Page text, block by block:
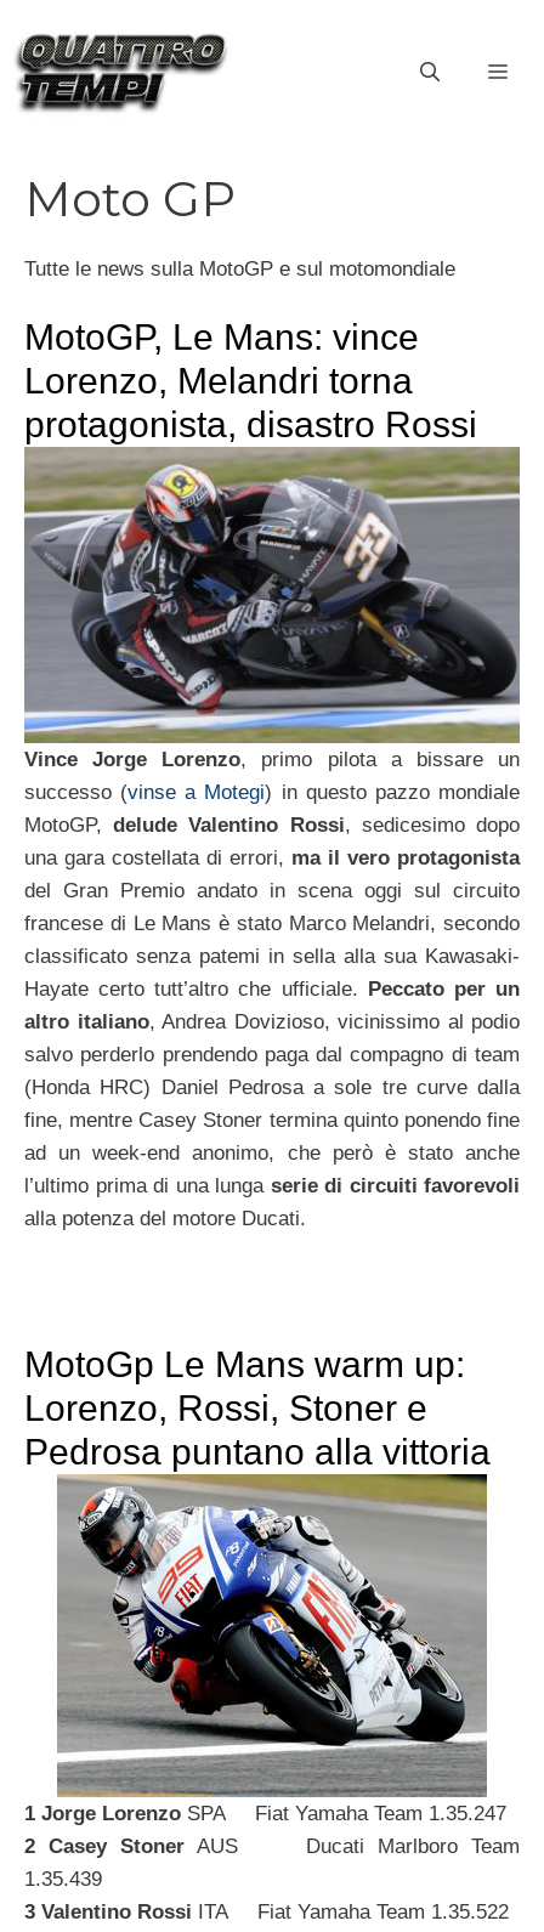
contenuto
Moto GP
Tutte le news sulla MotoGP e sul motomondiale
MotoGP, Le Mans: vince
Lorenzo, Melandri torna
protagonista, disastro Rossi
Vince Jorge Lorenzo, primo pilota a bissare un
successo (vinse a Motegi) in questo pazzo mondiale
MotoGP,delude Valentino Rossi, sedicesimo dopo
una gara costellata di errori, ma il vero protagonista
del Gran Premio andato in scena oggi sul circuito
francese di Le Mans è stato Marco Melandri, secondo
classificato senza patemi in sella alla sua Kawasaki-
Hayate certo tutt’altro che ufficiale.
Peccato per un
altro italiano, Andrea Dovizioso, vicinissimo al podio
salvo perderlo prendendo paga dal compagno di team
(Honda HRC) Daniel Pedrosa a sole tre curve dalla
fine, mentre Casey Stoner termina quinto ponendo fine
ad un week-end anonimo, che però è stato anche
l’ultimo prima di una lunga serie di circuiti favorevoli
alla potenza del motore Ducati.
MotoGp Le Mans warm up:
Lorenzo, Rossi, Stoner e
Pedrosa puntano alla vittoria
1 Jorge Lorenzo SPA Fiat Yamaha Team 1.35.247
2 Casey Stoner AUS Ducati Marlboro Team
1.35.439
3 Valentino Rossi ITA Fiat Yamaha Team 1.35.522